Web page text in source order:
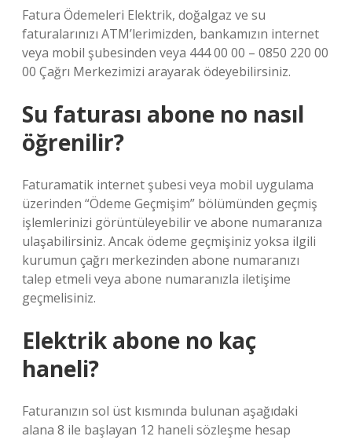
Fatura Ödemeleri Elektrik, doğalgaz ve su
faturalarınızı ATM’lerimizden, bankamızın internet
veya mobil şubesinden veya 444 00 00 – 0850 220 00
00 Çağrı Merkezimizi arayarak ödeyebilirsiniz.
Su faturası abone no nasıl
öğrenilir?
Faturamatik internet şubesi veya mobil uygulama
üzerinden “Ödeme Geçmişim” bölümünden geçmiş
işlemlerinizi görüntüleyebilir ve abone numaranıza
ulaşabilirsiniz. Ancak ödeme geçmişiniz yoksa ilgili
kurumun çağrı merkezinden abone numaranızı
talep etmeli veya abone numaranızla iletişime
geçmelisiniz.
Elektrik abone no kaç
haneli?
Faturanızın sol üst kısmında bulunan aşağıdaki
alana 8 ile başlayan 12 haneli sözleşme hesap